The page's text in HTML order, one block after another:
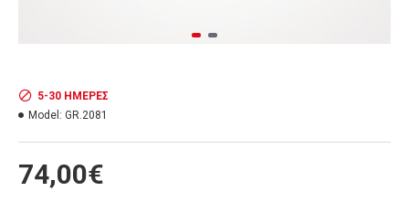
74,00€
5-30 ΗΜΈΡΕΣ
Model: GR.2081